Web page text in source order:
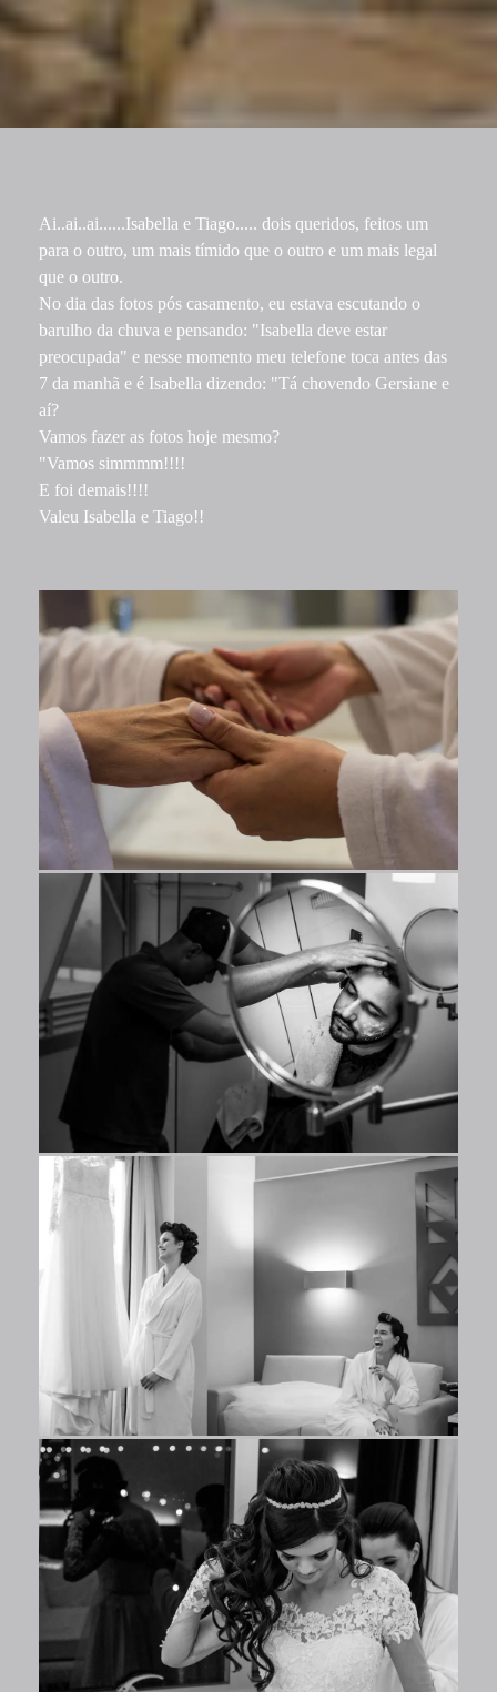
Ai..ai..ai......Isabella e Tiago..... dois queridos, feitos um
para o outro, um mais tímido que o outro e um mais legal
que o outro.
No dia das fotos pós casamento, eu estava escutando o
barulho da chuva e pensando: "Isabella deve estar
preocupada" e nesse momento meu telefone toca antes das
7 da manhã e é Isabella dizendo: "Tá chovendo Gersiane e
aí?
Vamos fazer as fotos hoje mesmo?
"Vamos simmmm!!!!
E foi demais!!!!
Valeu Isabella e Tiago!!